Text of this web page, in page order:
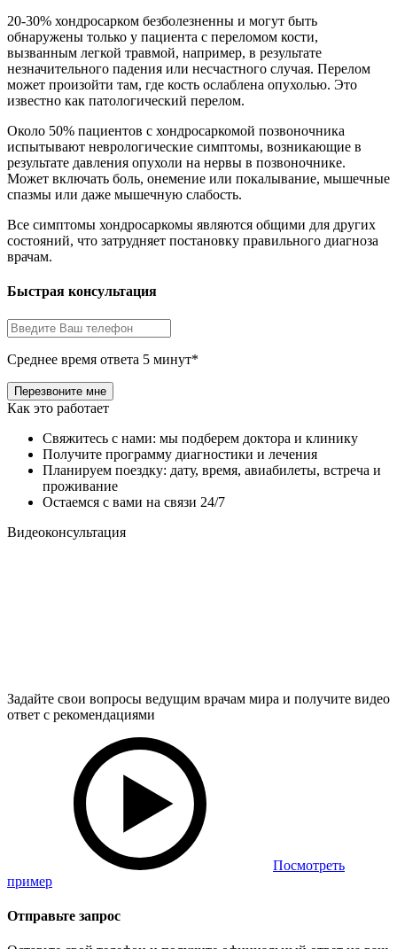
20-30% хондросарком безболезненны и могут быть
обнаружены только у пациента с переломом кости,
вызванным легкой травмой, например, в результате
незначительного падения или несчастного случая. Перелом
может произойти там, где кость ослаблена опухолью. Это
известно как патологический перелом.
Около 50% пациентов с хондросаркомой позвоночника
испытывают неврологические симптомы, возникающие в
результате давления опухоли на нервы в позвоночнике.
Может включать боль, онемение или покалывание, мышечные
спазмы или даже мышечную слабость.
Все симптомы хондросаркомы являются общими для других
состояний, что затрудняет постановку правильного диагноза
врачам.
Быстрая консультация
Среднее время ответа 5 минут*
Как это работает
Свяжитесь с нами: мы подберем доктора и клинику
Получите программу диагностики и лечения
Планируем поездку: дату, время, авиабилеты, встреча и
проживание
Остаемся с вами на связи 24/7
Видеоконсультация
Задайте свои вопросы ведущим врачам мира и получите видео
ответ с рекомендациями
Посмотреть
пример
Отправьте запрос